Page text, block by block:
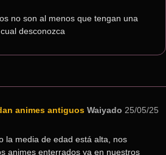
no son al menos que tengan una
desconozca
animes antiguos Waiyado 25/05/25
la media de edad está alta, nos
animes enterrados ya en nuestros